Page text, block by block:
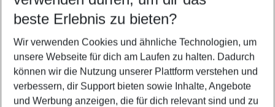
5-8 Nächte
2 Erwachsene Keine Kinder
Mehr Filter anzeigen
beste Erlebnis zu bieten?
Wir verwenden Cookies und ähnliche Technologien, um
unsere Webseite für dich am Laufen zu halten. Dadurch
können wir die Nutzung unserer Plattform verstehen und
verbessern, dir Support bieten sowie Inhalte, Angebote
und Werbung anzeigen, die für dich relevant sind und zu